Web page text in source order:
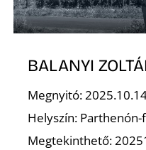
BALANYI
Megnyitó:
Helyszín:
Megtekinthető: